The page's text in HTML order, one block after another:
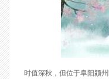
时值深秋，但位于阜阳颍